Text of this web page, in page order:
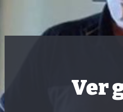
Ver